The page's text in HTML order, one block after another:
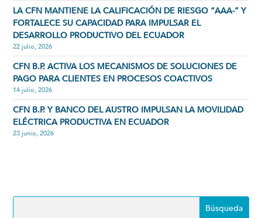
LA CFN MANTIENE LA CALIFICACIÓN DE RIESGO “AAA-” Y
FORTALECE SU CAPACIDAD PARA IMPULSAR EL
DESARROLLO PRODUCTIVO DEL ECUADOR
22 julio, 2026
CFN B.P. ACTIVA LOS MECANISMOS DE SOLUCIONES DE
PAGO PARA CLIENTES EN PROCESOS COACTIVOS
14 julio, 2026
CFN B.P. Y BANCO DEL AUSTRO IMPULSAN LA MOVILIDAD
ELÉCTRICA PRODUCTIVA EN ECUADOR
23 junio, 2026